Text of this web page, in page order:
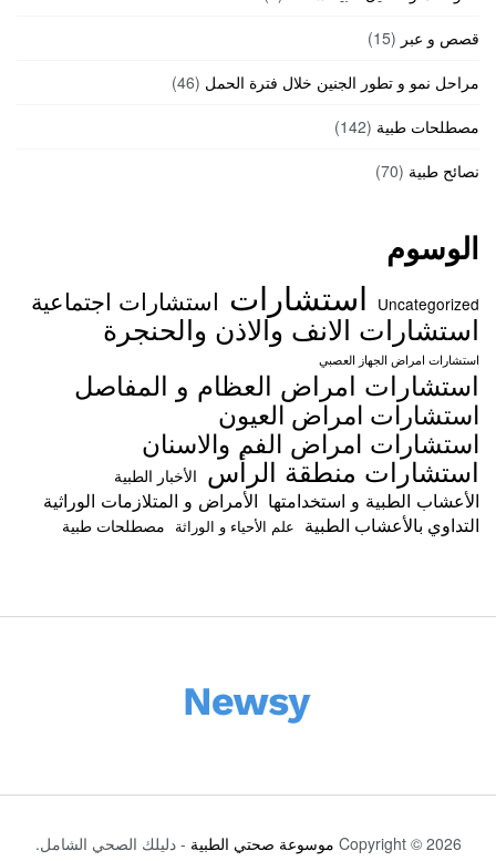
قصص و عبر (15)
مراحل نمو و تطور الجنين خلال فترة الحمل (46)
مصطلحات طبية (142)
نصائح طبية (70)
الوسوم
Uncategorized استشارات استشارات اجتماعية
استشارات الانف والاذن والحنجرة
استشارات امراض الجهاز العصبي
استشارات امراض العظام و المفاصل
استشارات امراض العيون
استشارات امراض الفم والاسنان
استشارات منطقة الرأس الأخبار الطبية
الأعشاب الطبية و استخدامتها الأمراض و المتلازمات الوراثية
التداوي بالأعشاب الطبية علم الأحياء و الوراثة مصطلحات طبية
Copyright © 2026 موسوعة صحتي الطبية - دليلك الصحي الشامل.